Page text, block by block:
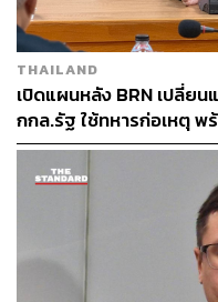
THAILAND
เปิดแผนหลัง BRN เปลี่ย
กกล.รัฐ ใช้ทหารก่อเหตุ พ
2,000 ล้านบาท